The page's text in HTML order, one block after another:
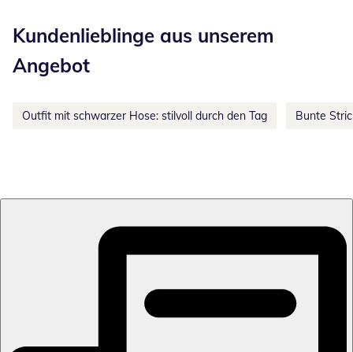
Kundenlieblinge aus unserem
Angebot
Outfit mit schwarzer Hose: stilvoll durch den Tag Bunte